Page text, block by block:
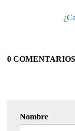
0 COMENTARIOS
Nombre